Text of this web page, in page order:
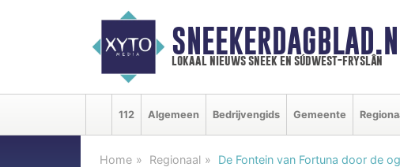
lokaal nieuws sneek en súdwest-fryslân
112 Algemeen Bedrijvengids Gemeente
Home Regionaal De Fontein van Fortuna door de